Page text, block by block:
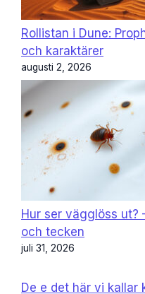
Rollistan i Dune:
och karaktärer
augusti 2, 2026
Hur ser vägglöss ut?
och tecken
juli 31, 2026
De e det här vi kallar